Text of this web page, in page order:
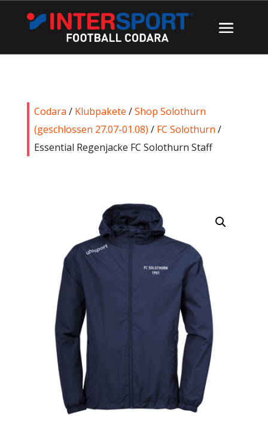
Codara / Klubpakete /Shop Solothurn
(geschlossen 27.07-01.08) / FC Solothurn /
Essential Regenjacke FC Solothurn Staff